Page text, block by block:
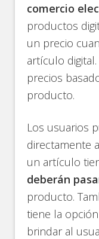
comercio
productos
un precio
artículo
precios
producto.
Los usuarios
directamente
un artículo
deberán
producto.
tiene la
brindar al